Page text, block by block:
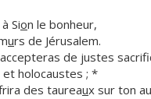
Sion le bonheur,
urs de Jérusalem.
de justes
et holocaustes ; *
des taureaux sur ton